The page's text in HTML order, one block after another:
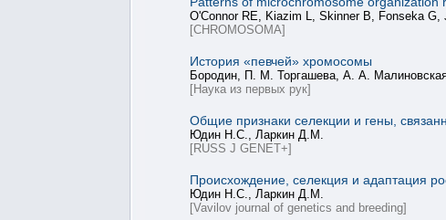
O'Connor RE, Kiazim L, Skinner B, Fonseka
[CHROMOSOMA]
История «певчей» хромосомы
Бородин, П. М. Торгашева, А. А.
[Наука из первых рук]
Общие признаки селекции и гены,
Юдин Н.С., Ларкин Д.М.
[RUSS J GENET+]
Происхождение, селекция и адаптация
Юдин Н.С., Ларкин Д.М.
[Vavilov journal of genetics and breeding]